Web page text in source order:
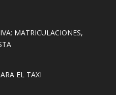
MATRICULACIONES,
EL TAXI